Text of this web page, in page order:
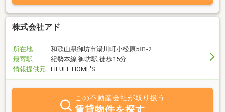
株式会社アド
所在地
和歌山県御坊市湯川町小松原581-2
最寄駅
紀勢本線 御坊駅 徒歩15分
情報提供元
LIFULL HOME'S
この不動産会社が取り扱う